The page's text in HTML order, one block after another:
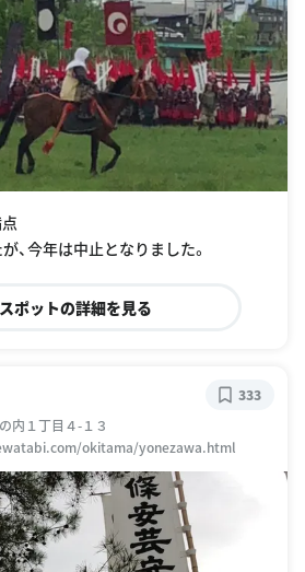
、今年は中止となりました。
ポットの詳細を見る
内１丁目４-１３
okitama/yonezawa.html
333